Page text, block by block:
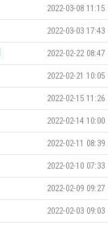
2022-03-08 11:15
2022-03-03 17:43
2022-02-22 08:47
2022-02-21 10:05
2022-02-15 11:26
2022-02-14 10:00
2022-02-11 08:39
2022-02-10 07:33
2022-02-09 09:27
2022-02-03 09:03